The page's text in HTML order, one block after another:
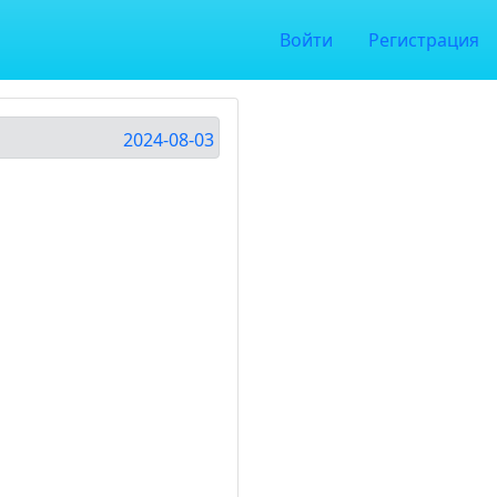
Войти Регистрация
2024-08-03